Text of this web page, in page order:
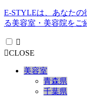
E-STYLEは、あなた
る美容室・美容院をご
CLOSE
美容室
青森県
千葉県